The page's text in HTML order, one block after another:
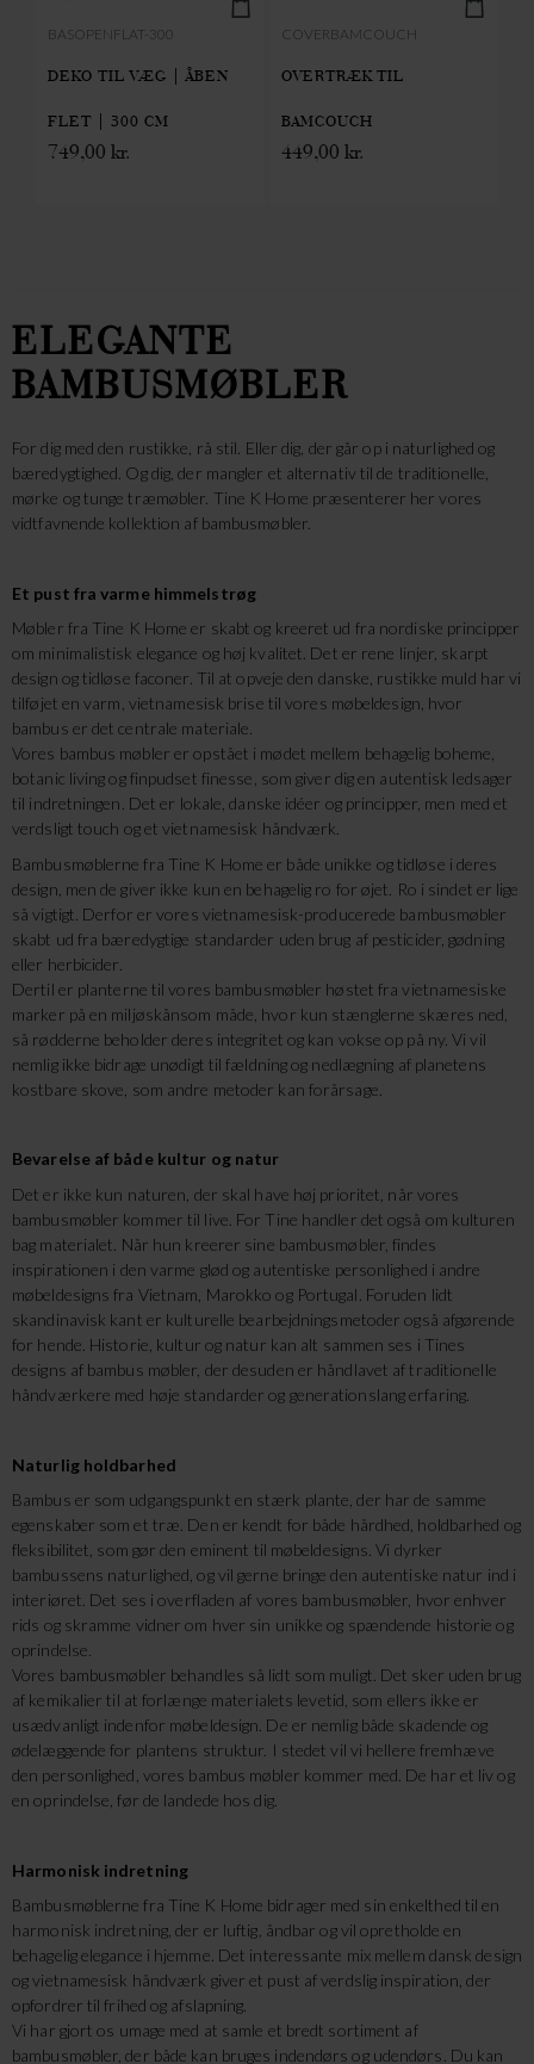
BASOPENFLAT-300
DEKO TIL VÆG | ÅBEN
FLET | 300 CM
749,00 kr.
COVERBAMCOUCH
OVERTRÆK TIL
BAMCOUCH
449,00 kr.
ELEGANTE
BAMBUSMØBLER
For dig med den rustikke, rå stil. Eller dig, der går op i naturlighed og
bæredygtighed. Og dig, der mangler et alternativ til de traditionelle,
mørke og tunge træmøbler. Tine K Home præsenterer her vores
vidtfavnende kollektion af bambusmøbler.
Et pust fra varme himmelstrøg
Møbler fra Tine K Home er skabt og kreeret ud fra nordiske principper
om minimalistisk elegance og høj kvalitet. Det er rene linjer, skarpt
design og tidløse faconer. Til at opveje den danske, rustikke muld har vi
tilføjet en varm, vietnamesisk brise til vores møbeldesign, hvor
bambus er det centrale materiale.
Vores bambus møbler er opstået i mødet mellem behagelig boheme,
botanic living og finpudset finesse, som giver dig en autentisk ledsager
til indretningen. Det er lokale, danske idéer og principper, men med et
verdsligt touch og et vietnamesisk håndværk.
Bambusmøblerne fra Tine K Home er både unikke og tidløse i deres
design, men de giver ikke kun en behagelig ro for øjet. Ro i sindet er lige
så vigtigt. Derfor er vores vietnamesisk-producerede bambusmøbler
skabt ud fra bæredygtige standarder uden brug af pesticider, gødning
eller herbicider.
Dertil er planterne til vores bambusmøbler høstet fra vietnamesiske
marker på en miljøskånsom måde, hvor kun stænglerne skæres ned,
så rødderne beholder deres integritet og kan vokse op på ny. Vi vil
nemlig ikke bidrage unødigt til fældning og nedlægning af planetens
kostbare skove, som andre metoder kan forårsage.
Bevarelse af både kultur og natur
Det er ikke kun naturen, der skal have høj prioritet, når vores
bambusmøbler kommer til live. For Tine handler det også om kulturen
bag materialet. Når hun kreerer sine bambusmøbler, findes
inspirationen i den varme glød og autentiske personlighed i andre
møbeldesigns fra Vietnam, Marokko og Portugal. Foruden lidt
skandinavisk kant er kulturelle bearbejdningsmetoder også afgørende
for hende. Historie, kultur og natur kan alt sammen ses i Tines
designs af bambus møbler, der desuden er håndlavet af traditionelle
håndværkere med høje standarder og generationslang erfaring.
Naturlig holdbarhed
Bambus er som udgangspunkt en stærk plante, der har de samme
egenskaber som et træ. Den er kendt for både hårdhed, holdbarhed og
fleksibilitet, som gør den eminent til møbeldesigns. Vi dyrker
bambussens naturlighed, og vil gerne bringe den autentiske natur ind i
interiøret. Det ses i overfladen af vores bambusmøbler, hvor enhver
rids og skramme vidner om hver sin unikke og spændende historie og
oprindelse.
Vores bambusmøbler behandles så lidt som muligt. Det sker uden brug
af kemikalier til at forlænge materialets levetid, som ellers ikke er
usædvanligt indenfor møbeldesign. De er nemlig både skadende og
ødelæggende for plantens struktur. I stedet vil vi hellere fremhæve
den personlighed, vores bambus møbler kommer med. De har et liv og
en oprindelse, før de landede hos dig.
Harmonisk indretning
Bambusmøblerne fra Tine K Home bidrager med sin enkelthed til en
harmonisk indretning, der er luftig, åndbar og vil opretholde en
behagelig elegance i hjemme. Det interessante mix mellem dansk design
og vietnamesisk håndværk giver et pust af verdslig inspiration, der
opfordrer til frihed og afslapning.
Vi har gjort os umage med at samle et bredt sortiment af
bambusmøbler, der både kan bruges indendørs og udendørs. Du kan